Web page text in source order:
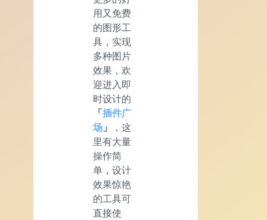
用又免费
的图形工
具，实现
多种图片
效果，欢
迎进入即
时设计的
「插件广
场 」
，这
里有大量
操作简
单，设计
效果惊艳
的工具可
直接使